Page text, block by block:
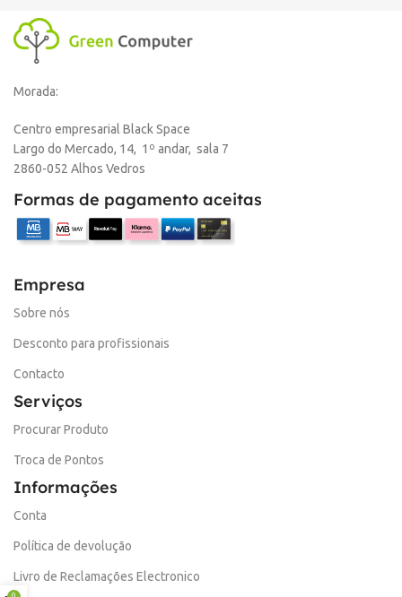
Morada:
Centro empresarial Black Space
Largo do Mercado, 14, 1º andar, sala 7
2860-052 Alhos Vedros
Formas de pagamento aceitas
Empresa
Sobre nós
Desconto para profissionais
Contacto
Serviços
Procurar Produto
Troca de Pontos
Informações
Conta
Política de devolução
Livro de Reclamações Electronico